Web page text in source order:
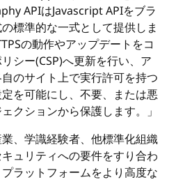
APIはJavascript APIをブラ
標準的な一式として提供しま
の動作やアップデートをコ
シー(CSP)へ更新を行い、ア
のサイト上で実行許可を持つ
を可能にし、不要、または悪
クションから保護します。」
、学識経験者、他標準化組織
ュリティへの要件をすり合わ
ラットフォームをより高度な